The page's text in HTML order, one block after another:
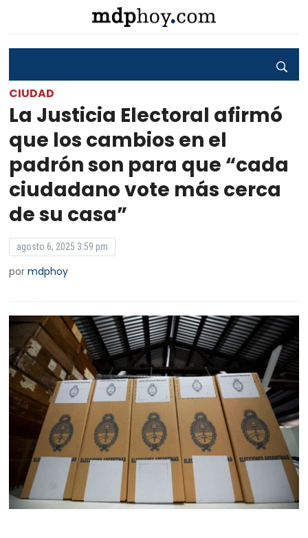
CIUDAD
La Justicia Electoral afirmó
que los cambios en el
padrón son para que “cada
ciudadano vote más cerca
de su casa”
agosto 6, 2025 3:59 pm
pormdphoy